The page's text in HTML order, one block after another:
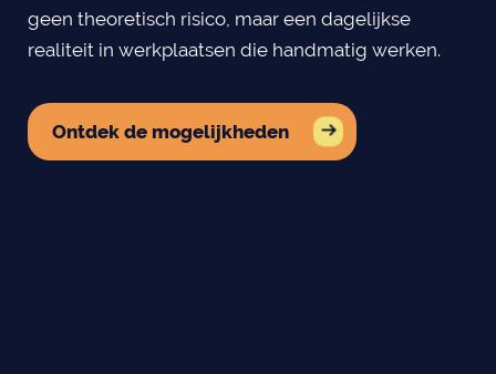
geen theoretisch risico, maar een dagelijkse
realiteit in werkplaatsen die handmatig werken.
Ontdek de mogelijkheden